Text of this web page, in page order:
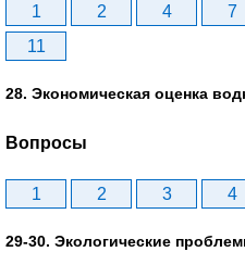
1 2 4 7
11
28. Экономическая оценка
Вопросы
1 2 3 4
29-30. Экологические